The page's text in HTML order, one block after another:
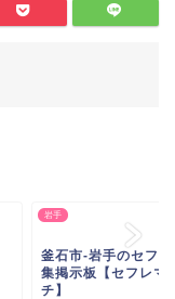
岩手
久慈市-岩手のセフ
集掲示板【セフレマ
チ】